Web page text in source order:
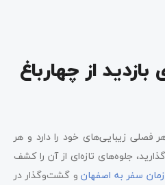
از چهارباغ
فصلی زیبایی‌های خود را دارد و هر
جلوه‌های تازه‌ای از آن را کشف
سفر به اصفهانو گشت‌و‌گذار در